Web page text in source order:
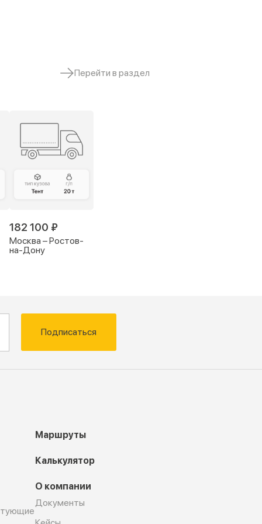
Перейти в раздел
182 100 ₽
Москва – Ростов-
на-Дону
Подписаться
Маршруты
Калькулятор
О компании
Документы